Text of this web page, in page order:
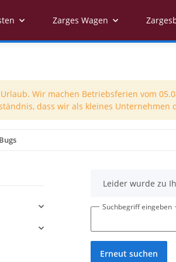
Zarges Wagen
Wir machen Betriebsferien vom
dass wir als kleines
xLeider wurde zu
Suchbegriff eingeben
Erneut suchen